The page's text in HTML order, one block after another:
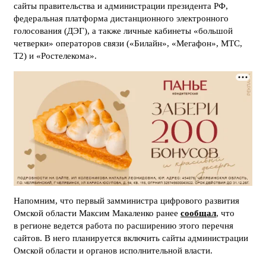
сайты правительства и администрации президента РФ,
федеральная платформа дистанционного электронного
голосования (ДЭГ), а также личные кабинеты «большой
четверки» операторов связи («Билайн», «Мегафон», МТС,
T2) и «Ростелекома».
Напомним, что первый замминистра цифрового развития
Омской области Максим Макаленко ранее сообщал, что
в регионе ведется работа по расширению этого перечня
сайтов. В него планируется включить сайты администрации
Омской области и органов исполнительной власти.